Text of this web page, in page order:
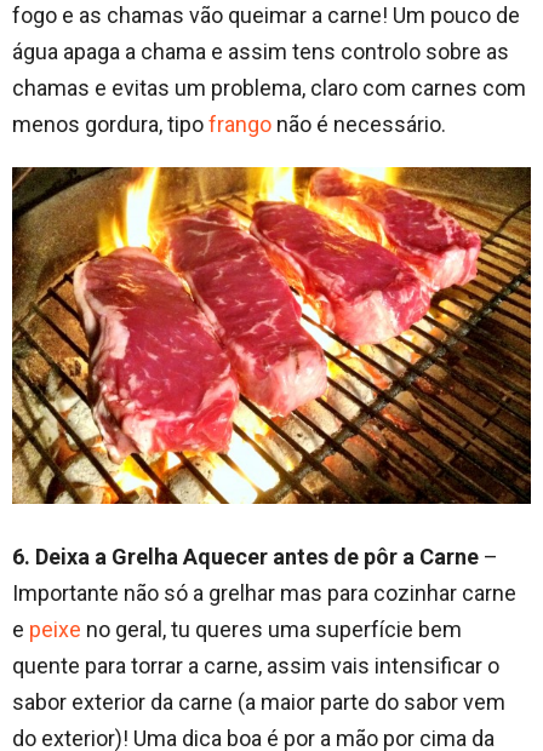
fogo e as chamas vão queimar a carne! Um pouco de
água apaga a chama e assim tens controlo sobre as
chamas e evitas um problema, claro com carnes com
menos gordura, tipofrango não é necessário.
6. Deixa a Grelha Aquecer antes de pôr a Carne –
Importante não só a grelhar mas para cozinhar carne
e peixe no geral, tu queres uma superfície bem
quente para torrar a carne, assim vais intensificar o
sabor exterior da carne (a maior parte do sabor vem
do exterior)! Uma dica boa é por a mão por cima da